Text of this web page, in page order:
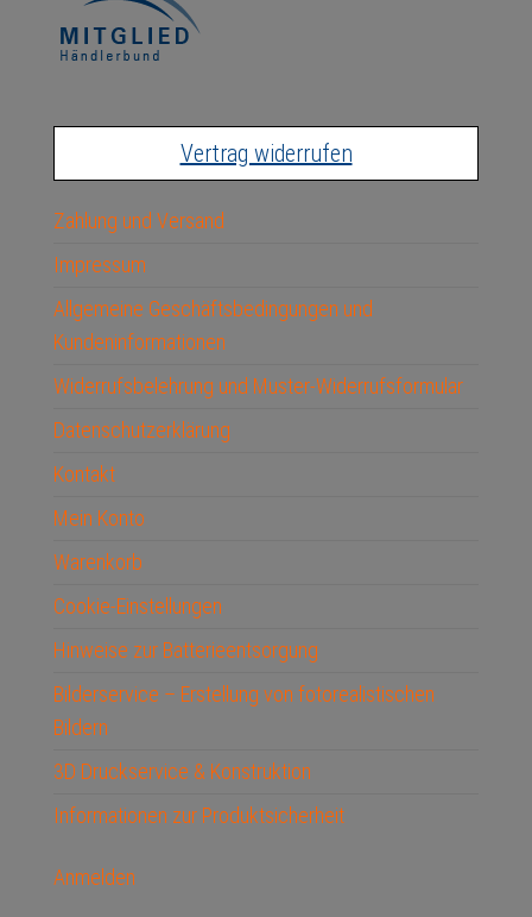
Vertrag widerrufen
Zahlung und Versand
Impressum
Allgemeine Geschäftsbedingungen und
Kundeninformationen
Widerrufsbelehrung und Muster-Widerrufsformular
Datenschutzerklärung
Kontakt
Mein Konto
Warenkorb
Cookie-Einstellungen
Hinweise zur Batterieentsorgung
Bilderservice – Erstellung von fotorealistischen
Bildern
3D Druckservice & Konstruktion
Informationen zur Produktsicherheit
Anmelden